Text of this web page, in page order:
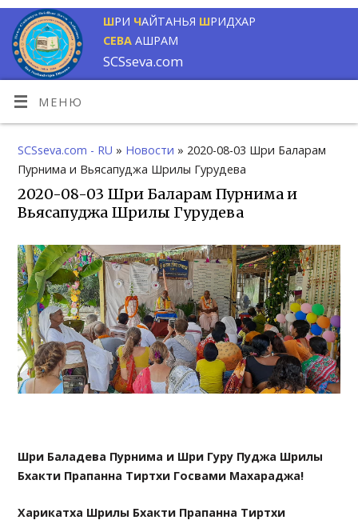
ШРИ ЧАЙТАНЬЯ ШРИДХАР
СЕВА АШРАМ
SCSseva.com
МЕНЮ
SCSseva.com - RU » Новости » 2020-08-03 Шри Баларам
Пурнима и Вьясапуджа Шрилы Гурудева
2020-08-03 Шри Баларам Пурнима и
Вьясапуджа Шрилы Гурудева
Шри Баладева Пурнима и Шри Гуру Пуджа Шрилы
Бхакти Прапанна Тиртхи Госвами Махараджа!
Харикатха Шрилы Бхакти Прапанна Тиртхи